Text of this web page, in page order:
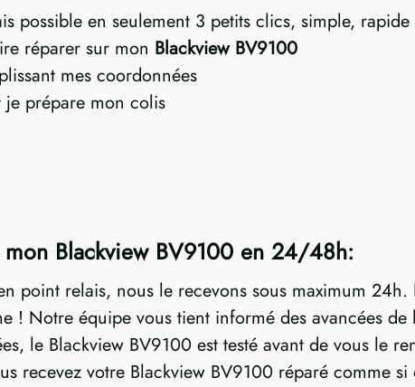
possible en seulement 3 petits clics, simple,
réparer sur mon Blackview BV9100
mes coordonnées
prépare mon colis
Blackview BV9100 en 24/48h:
point relais, nous le recevons sous maximum
! Notre équipe vous tient informé des avancées
le Blackview BV9100 est testé avant de vous le
recevez votre Blackview BV9100 réparé comme si